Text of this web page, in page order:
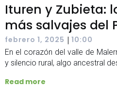
Ituren y Zubieta:
más salvajes del
febrero 1, 2025 | 10:00
En el corazón del valle de
y silencio rural, algo ancestral
Read more